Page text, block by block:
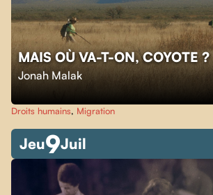
MAIS OÙ VA-T-ON, COYOTE ?
Jonah Malak
Droits humains, Migration
Jeu9Juil